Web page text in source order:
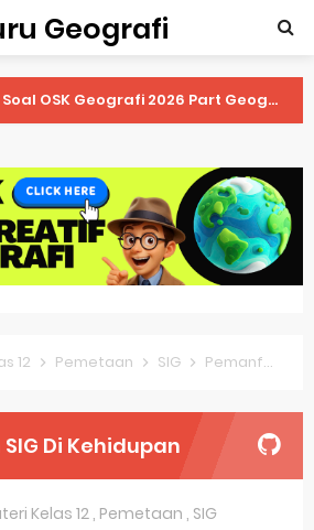
Geografi
OSK Geografi 2026 Part Geografi Ekonomi
OSK Geografi 2026 Part Geografi Budaya
OSK Geografi 2026 Part Dinamika Kota
OSN-K Geografi 2025 No 51-55
OSN-K Geografi 2025 No 26-30
12 Pemetaan SIG Pemanfaatan SIG Di Kehidupan
Di Kehidupan
Kelas 12 , Pemetaan , SIG